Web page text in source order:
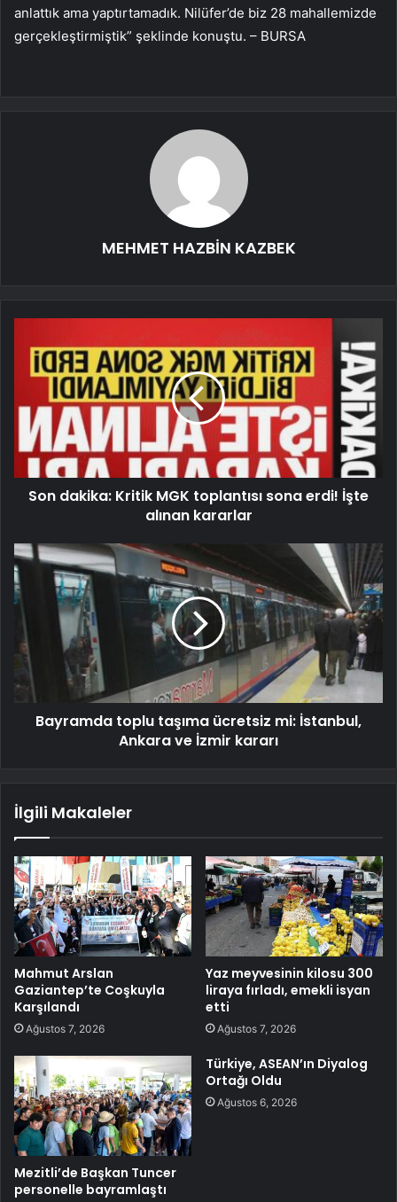
anlattık ama yaptırtamadık. Nilüfer’de biz 28 mahallemizde
gerçekleştirmiştik” şeklinde konuştu. – BURSA
MEHMET HAZBİN KAZBEK
Son dakika: Kritik MGK toplantısı sona erdi! İşte
alınan kararlar
Bayramda toplu taşıma ücretsiz mi: İstanbul,
Ankara ve İzmir kararı
İlgili Makaleler
Mahmut Arslan
Gaziantep’te Coşkuyla
Karşılandı
Ağustos 7, 2026
Yaz meyvesinin kilosu 300
liraya fırladı, emekli isyan
etti
Ağustos 7, 2026
Mezitli’de Başkan Tuncer
personelle bayramlaştı
Türkiye, ASEAN’ın Diyalog
Ortağı Oldu
Ağustos 6, 2026